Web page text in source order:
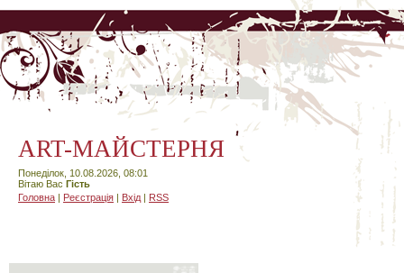
АRT-МАЙСТЕРНЯ
Понеділок, 10.08.2026, 08:01
Вітаю Вас Гість
Головна | Реєстрація | Вхід | RSS